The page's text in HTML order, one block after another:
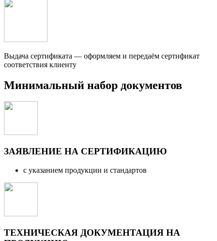
Выдача сертификата — оформляем и передаём сертификат
соответствия клиенту
Минимальный набор документов
ЗАЯВЛЕНИЕ НА СЕРТИФИКАЦИЮ
с указанием продукции и стандартов
ТЕХНИЧЕСКАЯ ДОКУМЕНТАЦИЯ НА